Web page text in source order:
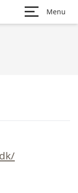
Menu